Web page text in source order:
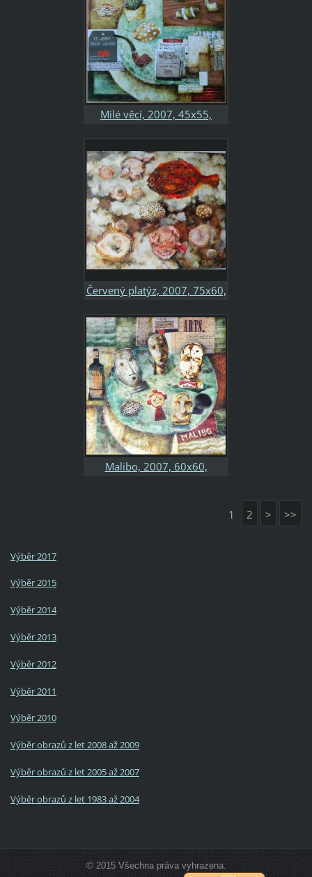
Milé věci, 2007, 45x55,
Červený platýz, 2007, 75x60,
sololit
Malibo, 2007, 60x60,
1
2 > >>
Výběr 2017
Výběr 2015
Výběr 2014
Výběr 2013
Výběr 2012
Výběr 2011
Výběr 2010
Výběr obrazů z let 2008 až 2009
Výběr obrazů z let 2005 až 2007
Výběr obrazů z let 1983 až 2004
© 2015 Všechna práva vyhrazena.